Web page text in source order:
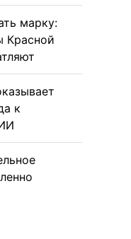
марку:
Красной
к